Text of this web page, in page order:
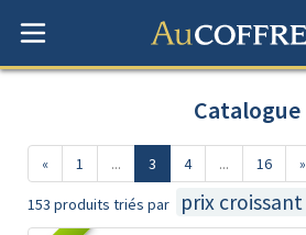
Catalogue
« 1 ... 3 4 ... 16 »
153 produits triés par